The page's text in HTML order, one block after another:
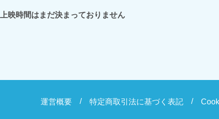
上映時間はまだ決まっておりません
運営概要 特定商取引法に基づく表記